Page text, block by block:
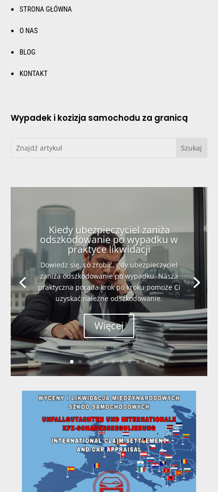
STRONA GŁÓWNA
O NAS
BLOG
KONTAKT
Wypadek i kozizja samochodu za granicą
Kiedy ubezpieczyciel zaniża
odszkodowanie po wypadku w
praktyce likwidacji
Dowiedz się, co zrobić, gdy ubezpieczyciel
zaniża odszkodowanie po wypadku. Nasza
praktyczna porada krok po kroku pomoże Ci
uzyskać należne odszkodowanie.
Więcej